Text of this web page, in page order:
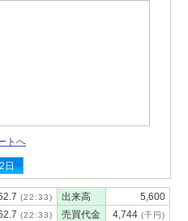
トへ
日
(22:33) 出来高
5,600
(22:33) 売買代金 4,744 (千円)